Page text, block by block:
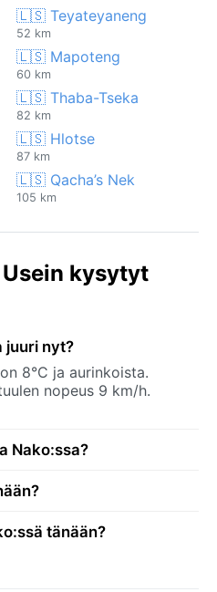
🇱🇸 Teyateyaneng
52 km
🇱🇸 Mapoteng
60 km
🇱🇸 Thaba-Tseka
82 km
🇱🇸 Hlotse
87 km
🇱🇸 Qacha’s Nek
105 km
kysytyt
juuri nyt?
8°C ja aurinkoista.
nopeus 9 km/h.
Nako:ssa?
tänään?